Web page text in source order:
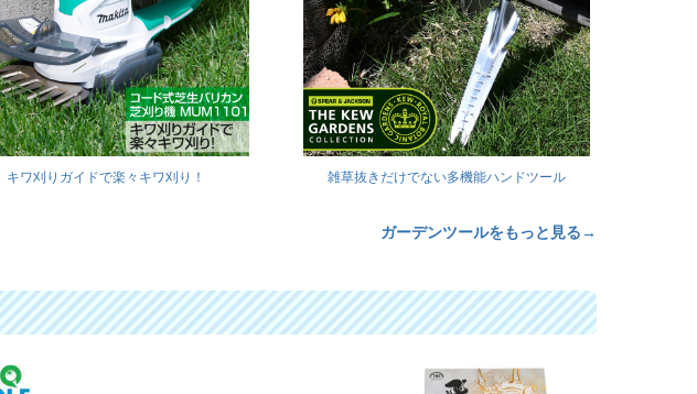
キワ刈りガイドで楽々キワ刈り！ 雑草抜きだけでない多機能ハンドツール
ガーデンツールをもっと見る→